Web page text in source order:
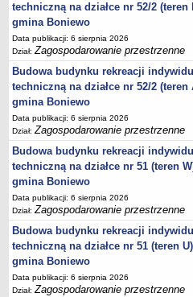
techniczną na działce nr 52/2
gmina Boniewo
Data publikacji: 6 sierpnia 2026
Dział:Zagospodarowanie przestrzenne
Budowa budynku rekreacji
techniczną na działce nr 52/2
gmina Boniewo
Data publikacji: 6 sierpnia 2026
Dział:Zagospodarowanie przestrzenne
Budowa budynku rekreacji
techniczną na działce nr 51 (teren
gmina Boniewo
Data publikacji: 6 sierpnia 2026
Dział:Zagospodarowanie przestrzenne
Budowa budynku rekreacji
techniczną na działce nr 51 (teren
gmina Boniewo
Data publikacji: 6 sierpnia 2026
Dział:Zagospodarowanie przestrzenne